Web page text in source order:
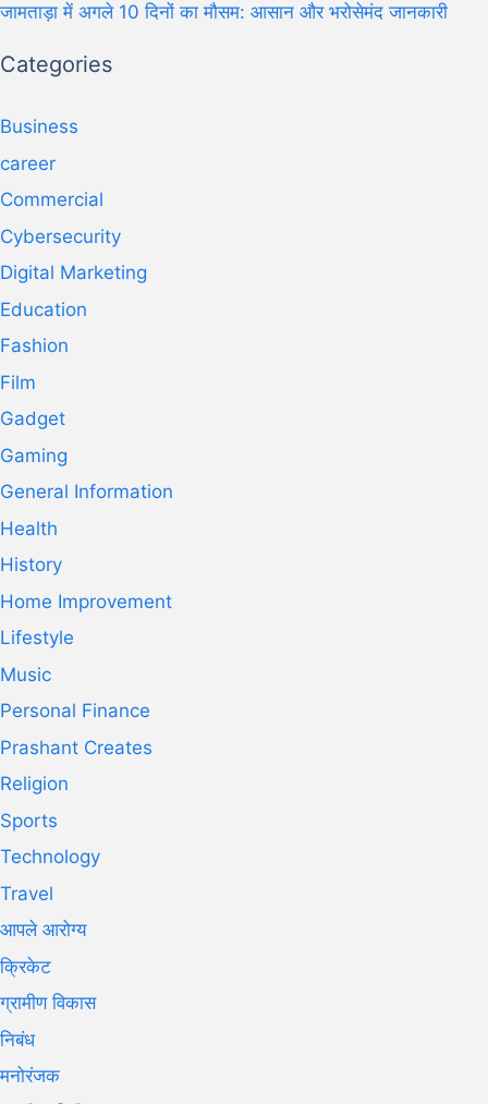
जामताड़ा में अगले 10 दिनों का मौसम: आसान और भरोसेमंद जानकारी
Categories
Business
career
Commercial
Cybersecurity
Digital Marketing
Education
Fashion
Film
Gadget
Gaming
General Information
Health
History
Home Improvement
Lifestyle
Music
Personal Finance
Prashant Creates
Religion
Sports
Technology
Travel
आपले आरोग्य
क्रिकेट
ग्रामीण विकास
निबंध
मनोरंजक